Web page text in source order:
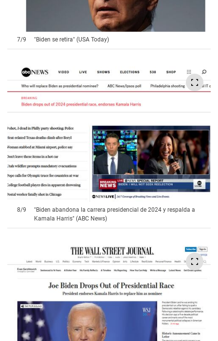
7/9 "Biden se retira" (USA Today)
8/9
"Biden abandona la carrera presidencial de 2024 y respalda a
Kamala Harris" (ABC News)